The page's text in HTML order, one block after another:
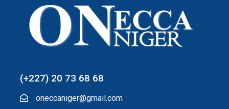
(+227) 20 73 68 68
oneccaniger@gmail.com